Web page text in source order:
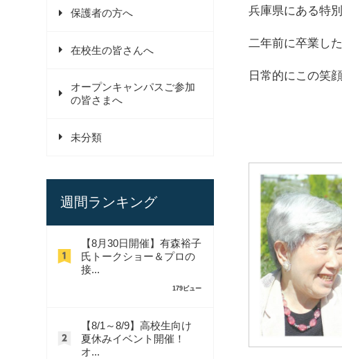
保護者の方へ
在校生の皆さんへ
オープンキャンパスご参加
の皆さまへ
未分類
週間ランキング
【8月30日開催】有森裕子
氏トークショー＆プロの
接...
179ビュー
【8/1～8/9】高校生向け
夏休みイベント開催！
オ...
兵庫県にある特
二年前に卒業し
日常的にこの笑